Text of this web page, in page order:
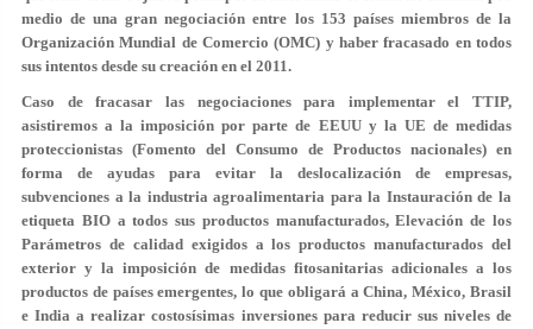
medio de una gran negociación entre los 153 países miembros de la
Organización Mundial de Comercio (OMC) y haber fracasado en todos
sus intentos desde su creación en el 2011.
Caso de fracasar las negociaciones para implementar el TTIP,
asistiremos a la imposición por parte de EEUU y la UE de medidas
proteccionistas (Fomento del Consumo de Productos nacionales) en
forma de ayudas para evitar la deslocalización de empresas,
subvenciones a la industria agroalimentaria para la Instauración de la
etiqueta BIO a todos sus productos manufacturados, Elevación de los
Parámetros de calidad exigidos a los productos manufacturados del
exterior y la imposición de medidas fitosanitarias adicionales a los
productos de países emergentes, lo que obligará a China, México, Brasil
e India a realizar costosísimas inversiones para reducir sus niveles de